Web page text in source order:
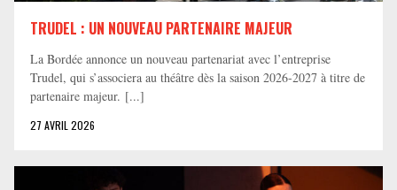
TRUDEL : UN NOUVEAU PARTENAIRE MAJEUR
La Bordée annonce un nouveau partenariat avec l’entreprise
Trudel, qui s’associera au théâtre dès la saison 2026-2027 à titre de
partenaire majeur. [...]
27 AVRIL 2026